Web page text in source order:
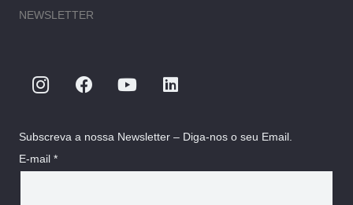
NEWSLETTER
Subscreva a nossa Newsletter – Diga-nos o seu Email.
E-mail *